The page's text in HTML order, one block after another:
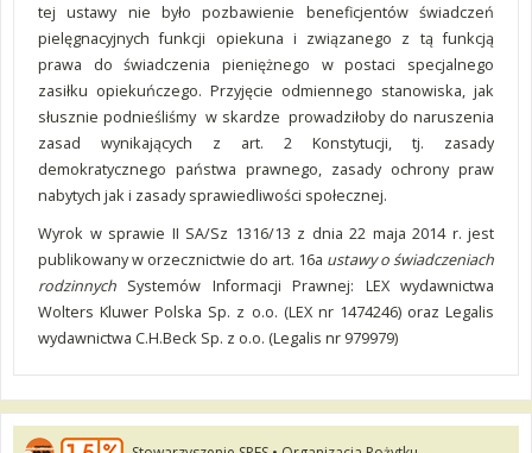
tej ustawy nie było pozbawienie beneficjentów świadczeń
pielęgnacyjnych funkcji opiekuna i związanego z tą funkcją
prawa do świadczenia pieniężnego w postaci specjalnego
zasiłku opiekuńczego. Przyjęcie odmiennego stanowiska, jak
słusznie podnieśliśmy w skardze prowadziłoby do naruszenia
zasad wynikających z art. 2 Konstytucji, tj. zasady
demokratycznego państwa prawnego, zasady ochrony praw
nabytych jak i zasady sprawiedliwości społecznej.
Wyrok w sprawie II SA/Sz 1316/13 z dnia 22 maja 2014 r. jest
publikowany w orzecznictwie do art. 16a ustawy o świadczeniach
rodzinnych Systemów Informacji Prawnej: LEX wydawnictwa
Wolters Kluwer Polska Sp. z o.o. (LEX nr 1474246) oraz Legalis
wydawnictwa C.H.Beck Sp. z o.o. (Legalis nr 979979)